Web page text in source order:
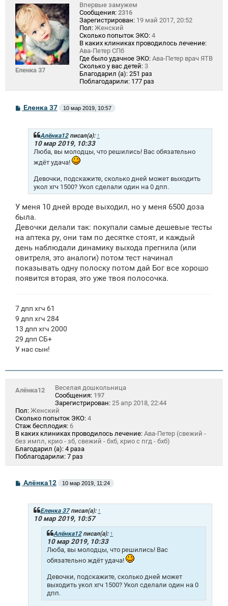
Еленка 37
Впервые замужем
Сообщения: 2316
Зарегистрирован: 19 май 2017, 20:52
Пол: Женский
Сколько попыток ЭКО: 4
В каких клиниках проводилось лечение:
Ава-Петер СПб
Где было удачное ЭКО: Ава-Петер врач ЯТВ
Сколько у вас детей: 3
Благодарил (а): 251 раз
Поблагодарили: 177 раз
С
о
Еленка 37 10 мар 2019, 10:57
Алёнка12писал(а): ↑
10 мар 2019, 10:33
Люба, вы молодцы, что решились! Вас обязательно
ждёт удача!
Девочки, подскажите, сколько дней может выходить
укол хгч 1500? Укол сделали один на 0 дпп.
У меня 10 дней вроде выходил, но у меня 6500 доза
была.
Девочки делали так: покупали самые дешевые тесты
на аптека ру, они там по десятке стоят, и каждый
день наблюдали динамику выхода прегнила (или
овитреля, это аналоги) потом тест начинал
показывать одну полоску потом дай Бог все хорошо
появится вторая, это уже твоя полосочка.
7 дпп хгч 61
9 дпп хгч 284
13 дпп хгч 2000
29 дпп СБ+
У нас сын!
Алёнка12
Веселая дошкольница
Сообщения: 197
Зарегистрирован: 25 апр 2018, 22:44
Пол: Женский
Сколько попыток ЭКО: 4
Стаж бесплодия: 6
В каких клиниках проводилось лечение: Ава-Петер (свежий -
без импл, крио - зб, свежий - бхб, крио с пгд - бхб)
Благодарил (а): 4 раза
Поблагодарили: 7 раз
С
о
Алёнка12 10 мар 2019, 11:24
Еленка 37писал(а): ↑
10 мар 2019, 10:57
Алёнка12писал(а): ↑
10 мар 2019, 10:33
Люба, вы молодцы, что решились! Вас
обязательно ждёт удача!
Девочки, подскажите, сколько дней может
выходить укол хгч 1500? Укол сделали один на 0
дпп.